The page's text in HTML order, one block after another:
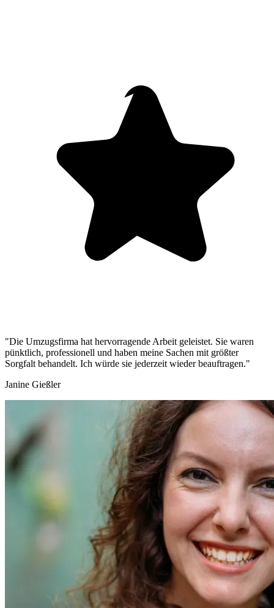
"Die Umzugsfirma hat hervorragende Arbeit geleistet. Sie waren
pünktlich, professionell und haben meine Sachen mit größter
Sorgfalt behandelt. Ich würde sie jederzeit wieder beauftragen."
Janine Gießler